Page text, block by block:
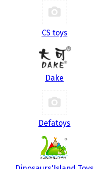
CS toys
Dake
Defatoys